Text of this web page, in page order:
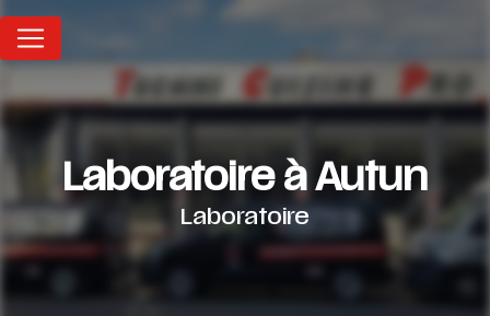
Laboratoire à Autun
Laboratoire
Panneau de gestion des cookies